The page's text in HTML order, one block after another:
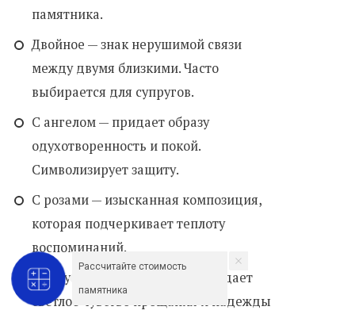
памятника.
Двойное — знак нерушимой связи
между двумя близкими. Часто
выбирается для супругов.
С ангелом — придает образу
одухотворенность и покой.
Символизирует защиту.
С розами — изысканная композиция,
которая подчеркивает теплоту
воспоминаний.
С голубем или лебедем — передает
светлое чувство прощания и надежды
Рассчитайте стоимость
памятника